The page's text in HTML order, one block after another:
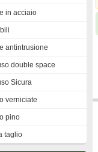
in acciaio
antintrusione
double space
Sicura
verniciate
pino
taglio